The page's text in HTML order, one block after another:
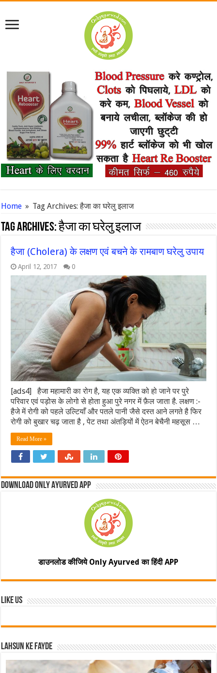
Home » Tag Archives: हैजा का घरेलु इलाज
Tag Archives:हैजा का घरेलु इलाज
हैजा (Cholera) के लक्षण एवं बचने के रामबाण घरेलु उपाय
April 12, 2017 0
[ads4] हैजा महामारी का रोग है, यह एक व्यक्ति को हो जाने पर पुरे
परिवार एवं पड़ोस के लोगो से होता हुआ पुरे नगर में फ़ैल जाता है. लक्षण :-
हैजे में रोगी को पहले उल्टियाँ और पतले पानी जैसे दस्त आने लगते है फिर
रोगी को बुखार चढ़ जाता है , पेट तथा अंतड़ियों में ऐठन बेचैनी महसूस …
Read More »
Download Only Ayurved App
डाउनलोड कीजिये Only Ayurved का हिंदी APP
Like Us
Lahsun ke fayde